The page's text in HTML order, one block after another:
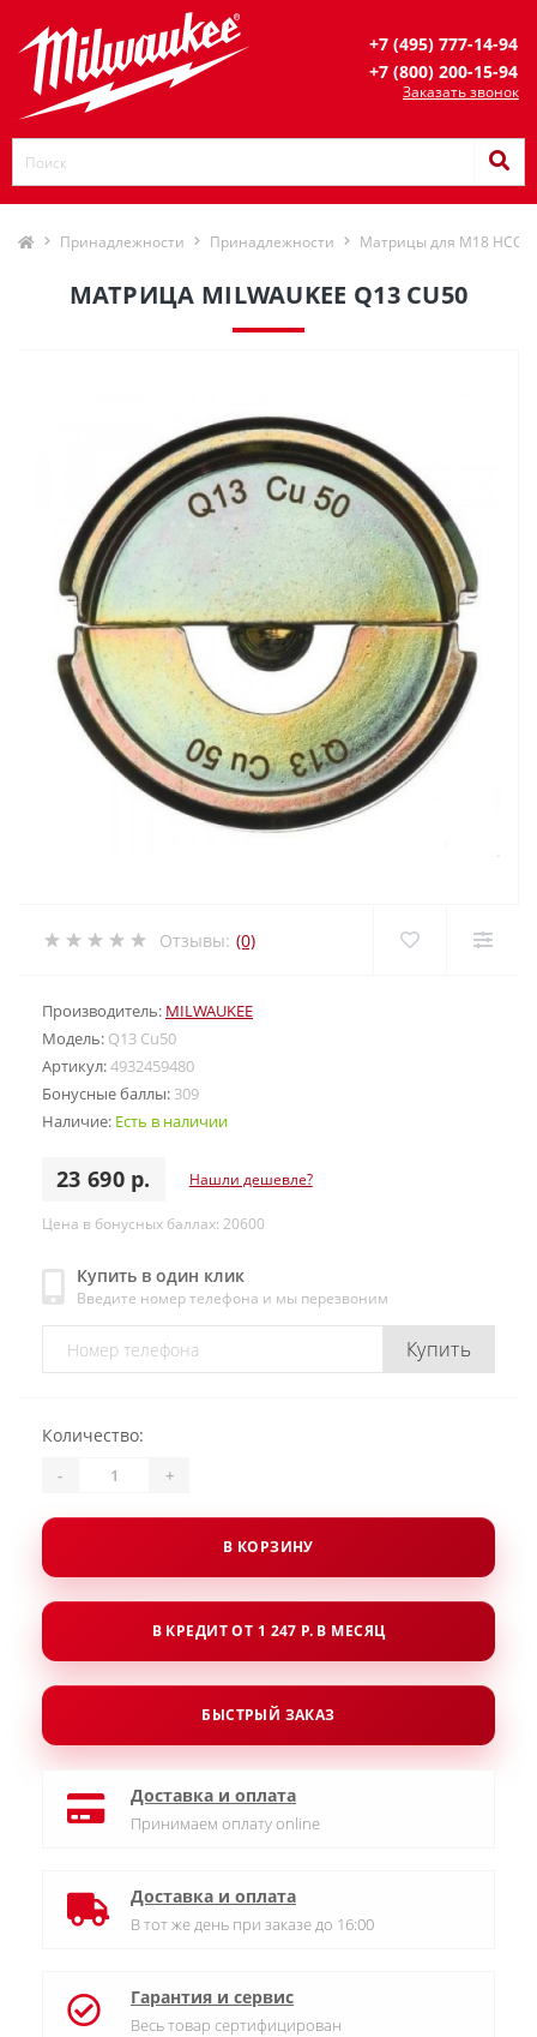
+7 (495) 777-14-94
+7 (800) 200-15-94
Заказать звонок
Принадлежности Принадлежности Матрицы для M18 HCCT
МАТРИЦА MILWAUKEE Q13 CU50
Отзывы: (0)
Производитель: MILWAUKEE
Модель: Q13 Cu50
Артикул:4932459480
Бонусные баллы: 309
Наличие: Есть в наличии
23 690 р. Нашли дешевле?
Цена в бонусных баллах: 20600
Купить в один клик
Введите номер телефона и мы перезвоним
Купить
Количество:
- +
В КОРЗИНУ
В КРЕДИТ ОТ 1 247 Р. В МЕСЯЦ
БЫСТРЫЙ ЗАКАЗ
Доставка и оплата
Принимаем оплату online
Доставка и оплата
В тот же день при заказе до 16:00
Гарантия и сервис
Весь товар сертифицирован